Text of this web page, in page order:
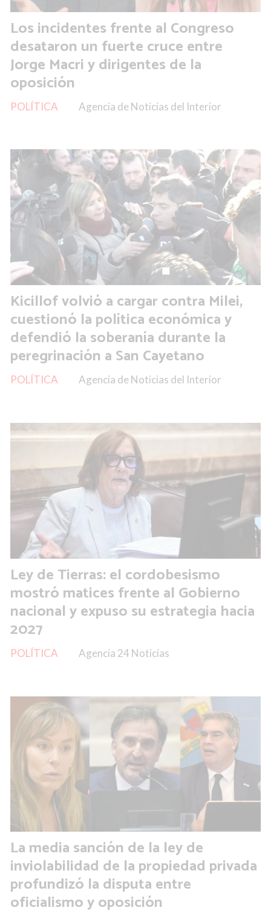
Los incidentes frente al Congreso
desataron un fuerte cruce entre
Jorge Macri y dirigentes de la
oposición
Agencia de Noticias del Interior
POLÍTICA
Kicillof volvió a cargar contra Milei,
cuestionó la política económica y
defendió la soberanía durante la
peregrinación a San Cayetano
Agencia de Noticias del Interior
POLÍTICA
Ley de Tierras: el cordobesismo
mostró matices frente al Gobierno
nacional y expuso su estrategia hacia
2027
Agencia 24 Noticias
POLÍTICA
La media sanción de la ley de
inviolabilidad de la propiedad privada
profundizó la disputa entre
oficialismo y oposición